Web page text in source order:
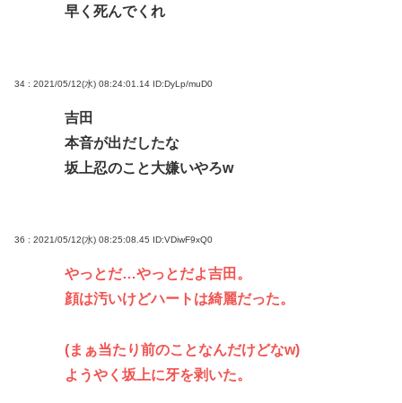
早く死んでくれ
34 : 2021/05/12(水) 08:24:01.14 ID:DyLp/muD0
吉田
本音が出だしたな
坂上忍のこと大嫌いやろw
36 : 2021/05/12(水) 08:25:08.45 ID:VDiwF9xQ0
やっとだ…やっとだよ吉田。
顔は汚いけどハートは綺麗だった。
(まぁ当たり前のことなんだけどなw)
ようやく坂上に牙を剥いた。